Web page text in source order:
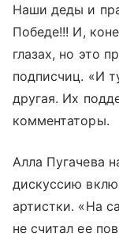
Наши деды и
Победе!!! И,
глазах, но это
подписчиц. «И
другая. Их
комментаторы.
Алла Пугачева
дискуссию
артистки. «На
не считал ее